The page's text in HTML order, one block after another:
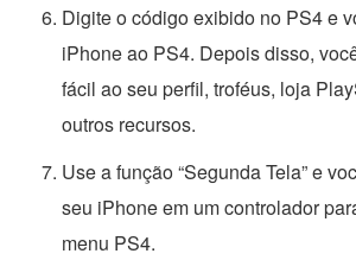
Digite o código exibido no PS4 e
iPhone ao PS4. Depois disso,
fácil ao seu perfil, troféus, loja
outros recursos.
Use a função “Segunda Tela” e
seu iPhone em um controlador
menu PS4.